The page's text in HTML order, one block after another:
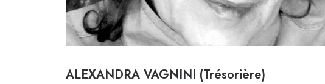
ALEXANDRA VAGNINI (Trésorière)